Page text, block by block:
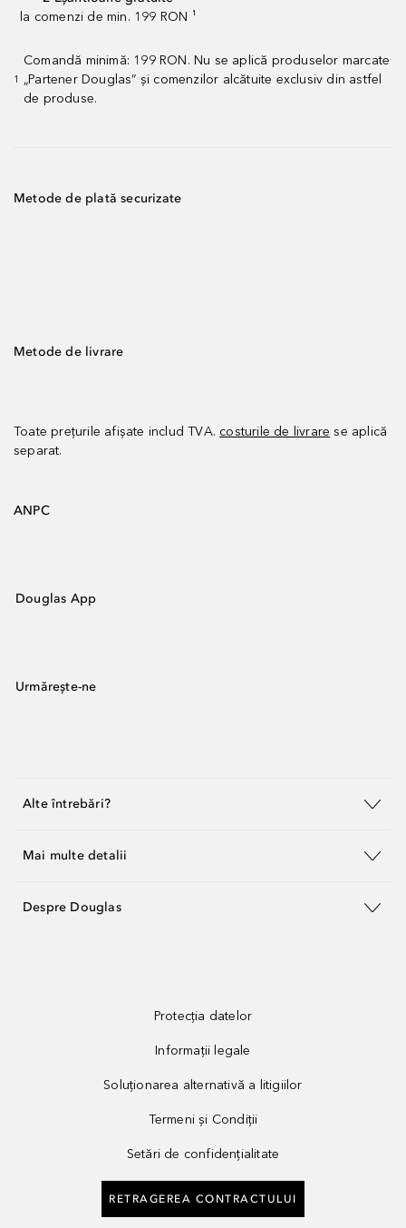
la comenzi de min. 199 RON ¹
1
Comandă minimă: 199 RON. Nu se aplică produselor marcate
„Partener Douglas” și comenzilor alcătuite exclusiv din astfel
de produse.
Metode de plată securizate
Metode de livrare
Toate prețurile afișate includ TVA. costurile de livrare se aplică
separat.
ANPC
Douglas App
Urmărește-ne
Alte întrebări?
Mai multe detalii
Despre Douglas
Protecția datelor
Informații legale
Soluționarea alternativă a litigiilor
Termeni și Condiții
Setări de confidențialitate
RETRAGEREA CONTRACTULUI